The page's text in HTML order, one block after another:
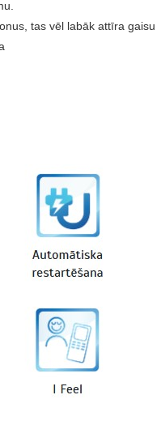
tas vēl labāk attīra gaisu